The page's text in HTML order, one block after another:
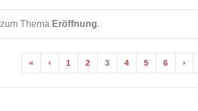
Thema Eröffnung.
« ‹ 1 2 3 4 5 6 ›